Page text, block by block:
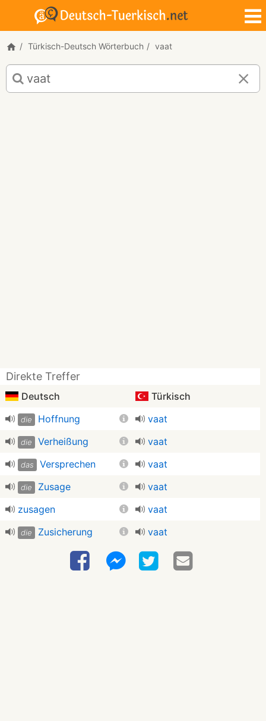
Türkisch-Deutsch Wörterbuch vaat
Türkisch-
Deutsch
Übersetzung
Direkte Treffer
Deutsch Türkisch
die Hoffnung vaat
die Verheißung vaat
das Versprechen vaat
die Zusage
vaat
zusagen
vaat
die Zusicherung vaat